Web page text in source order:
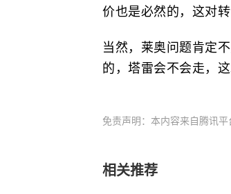
价也是必然的，这对
当然，莱奥问题肯定
的，塔雷会不会走，
免责声明：本内容来自腾讯
相关推荐